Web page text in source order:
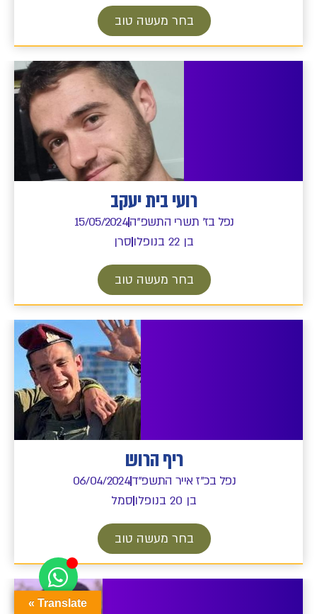
בחר מעשה טוב
רועי בית יעקב
נפל בז' תשרי התשפ"ה15/05/2024
בן 22 בנופלו
סרן
בחר מעשה טוב
ריף הרוש
נפל בכ"ז אייר התשפ"ד06/04/2024
בן 20 בנופלו
סמל
בחר מעשה טוב
Translate »